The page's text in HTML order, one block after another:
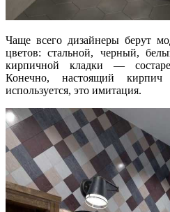
Чаще всего дизайнеры берут
цветов: стальной, черный,
кирпичной кладки —
Конечно, настоящий
используется, это имитация.